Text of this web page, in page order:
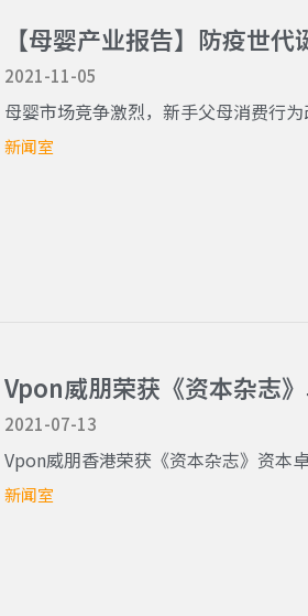
【母婴产业报告】防疫世
2021-11-05
母婴市场竞争激烈，新手父母消费行
新闻室
Vpon威朋荣获《资本杂志
2021-07-13
Vpon威朋香港荣获《资本杂志》资本
新闻室